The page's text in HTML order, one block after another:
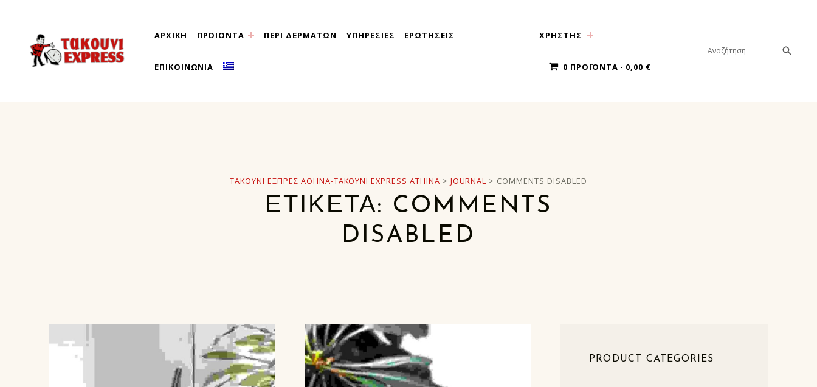
τακούνι εξπρές αθήνα-takoyni express athina
ΑΡΧΙΚΗ ΠΡΟΙΟΝΤΑ ΠΕΡΙ ΔΕΡΜΑΤΩΝ ΥΠΗΡΕΣΙΕΣ ΕΡΩΤΗΣΕΙΣ
ΕΠΙΚΟΙΝΩΝΙΑ
ΧΡΗΣΤΗΣ
0 ΠΡΟΪΌΝΤΑ 0,00 €
ΤΑΚΟΎΝΙ ΕΞΠΡΈΣ ΑΘΉΝΑ-TAKOYNI EXPRESS ATHINA > JOURNAL > COMMENTS DISABLED
ΕΤΙΚΈΤΑ: COMMENTS
DISABLED
PRODUCT CATEGORIES